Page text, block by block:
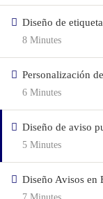
Diseño de
8 Minutes
Personalización
6 Minutes
Diseño de aviso
5 Minutes
Diseño Avisos en